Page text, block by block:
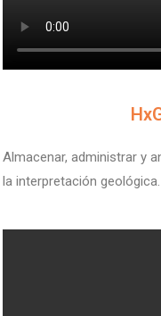
V
Almacenar, administrar y
la interpretación geológica.